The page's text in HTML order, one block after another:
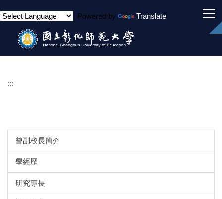
到
Powered by Translate
:::
曾副校長簡介
學經歷
研究專長